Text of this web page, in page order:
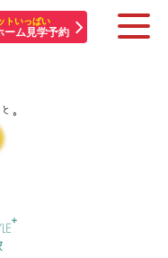
トいっぱい
ーム見学予約